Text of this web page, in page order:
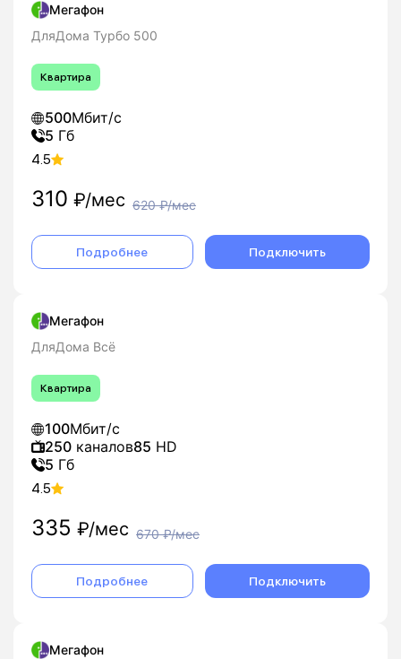
Мегафон
ДляДома Турбо 500
Квартира
500Мбит/с
5 Гб
4.5
310 ₽/мес 620₽/мес
Подробнее Подключить
Мегафон
ДляДома Всё
Квартира
100Мбит/с
250 каналов85 HD
5 Гб
4.5
335 ₽/мес 670₽/мес
Подробнее Подключить
Мегафон